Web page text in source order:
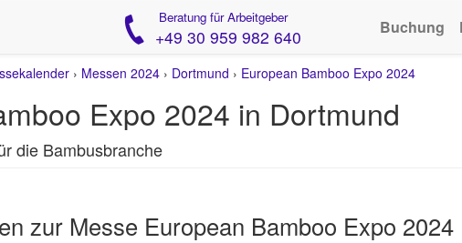
Beratung für Arbeitgeber
+49 30 959 982 640 Buchung
› Messen 2024 › Dortmund › European Bamboo Expo 2024
Expo 2024 in Dortmund
die Bambusbranche
zur Messe European Bamboo Expo 2024